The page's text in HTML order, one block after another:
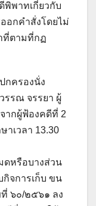
พิพาทเกี่ยวกับ
อกคำสั่งโดยไม่
ที่ตามที่กฏ
กครองนั่ง
รรณ จรรยา ผู้
ากผู้ฟ้องคดีที่ 2
เวลา 13.30
ดหรือบางส่วน
จการเก็บ ขน
๖๐/๒๕๖๑ ลง